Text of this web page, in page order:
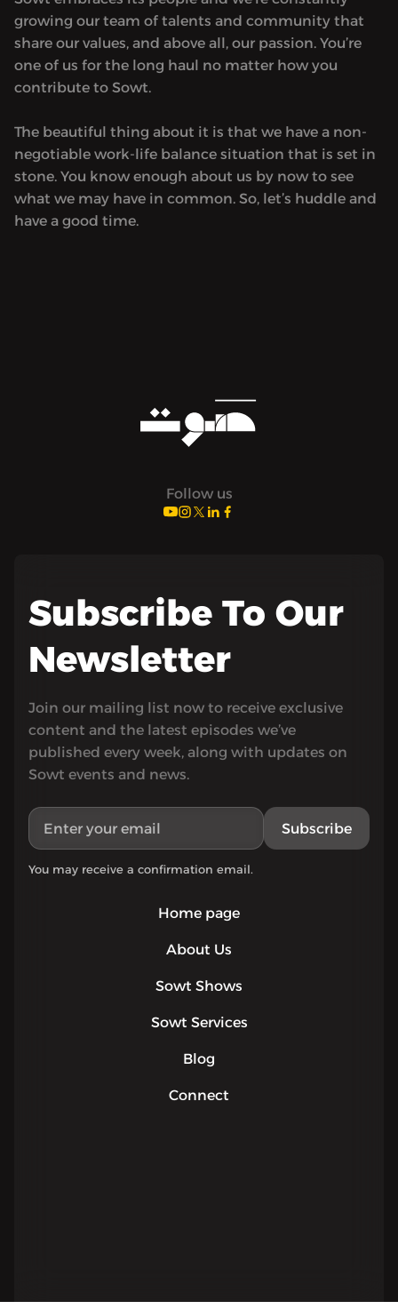
growing our team of talents and community that
share our values, and above all, our passion. You’re
one of us for the long haul no matter how you
contribute to Sowt.
The beautiful thing about it is that we have a non-
negotiable work-life balance situation that is set in
stone. You know enough about us by now to see
what we may have in common. So, let’s huddle and
have a good time.
Follow us
Home page
About Us
Sowt Shows
Sowt Services
Blog
Connect
Subscribe To Our
Newsletter
Join our mailing list now to receive exclusive
content and the latest episodes we’ve
published every week, along with updates on
Sowt events and news.
Subscribe
You may receive a confirmation email.